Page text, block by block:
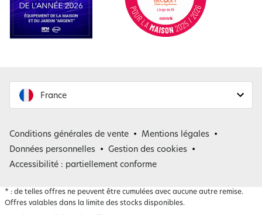
France
Belgique
Conditions générales de vente
Mentions légales
Données personnelles
Gestion des cookies
Accessibilité : partiellement conforme
* : de telles offres ne peuvent être cumulées avec aucune autre remise.
Offres valables dans la limite des stocks disponibles.